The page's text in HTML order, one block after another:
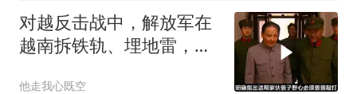
对越反击战中，解放军在
越南拆铁轨、埋地雷，是
他走我心既空